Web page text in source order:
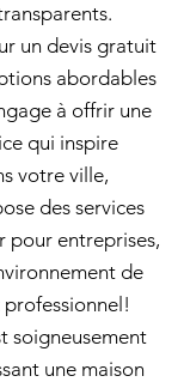
un devis gratuit
abordables
à offrir une
qui inspire
votre ville,
des services
pour entreprises,
de
soigneusement
une maison